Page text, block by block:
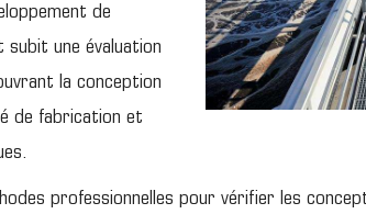
de
une évaluation
la conception
de fabrication et
professionnelles pour vérifier les